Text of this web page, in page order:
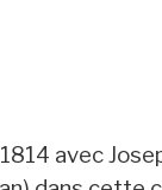
avec